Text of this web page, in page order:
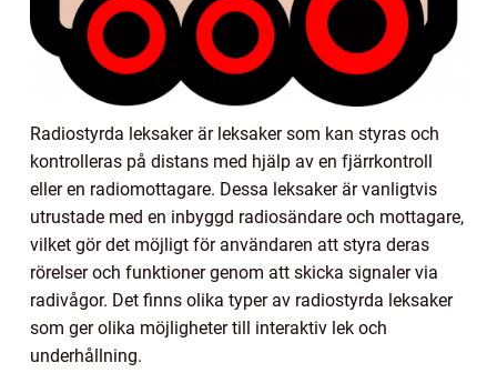
Radiostyrda leksaker är leksaker som kan styras och
kontrolleras på distans med hjälp av en fjärrkontroll
eller en radiomottagare. Dessa leksaker är vanligtvis
utrustade med en inbyggd radiosändare och mottagare,
vilket gör det möjligt för användaren att styra deras
rörelser och funktioner genom att skicka signaler via
radivågor. Det finns olika typer av radiostyrda leksaker
som ger olika möjligheter till interaktiv lek och
underhållning.